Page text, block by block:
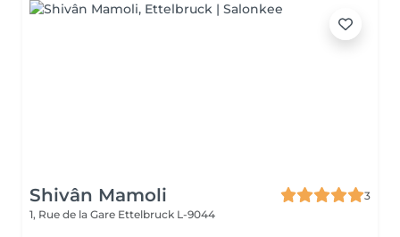
Shivân Mamoli
3
1, Rue de la Gare Ettelbruck L-9044